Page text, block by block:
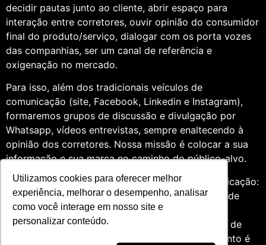
Utilizamos cookies para oferecer melhor
experiência, melhorar o desempenho, analisar
como você interage em nosso site e
personalizar conteúdo.
decidir pautas junto ao cliente, abrir espaço para
interação entre corretores, ouvir opinião do consumidor
final do produto/serviço, dialogar com os porta vozes
das companhias, ser um canal de referência e
oxigenação no mercado.
Para isso, além dos tradicionais veículos de
comunicação (site, Facebook, Linkedin e Instagram),
formaremos grupos de discussão e divulgação por
Whatsapp, vídeos entrevistas, sempre enaltecendo à
opinião dos corretores. Nossa missão é colocar a sua
informação e sua marca no caminho do público-alvo.
Somos profissionais formados na área de comunicação:
Jornalismo e Relações Públicas. Assim, por meio de
uma análise de quatro anos do setor de seguros,
entendemos que fazer um trabalho diversificado, de
relevância e com grande expertise para o segmento é